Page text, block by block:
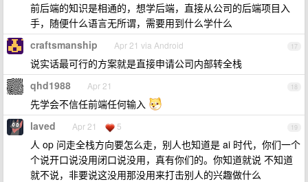
前后端的知识是相通的，想学后端，直接从公司的后端项目入
手，随便什么语言无所谓，需要用到什么学什么
17
craftsmanship Apr 21 via Android
说实话最可行的方案就是直接申请公司内部转全栈
18
qhd1988 Apr 21
先学会不信任前端任何输入
19
laved Apr 21 5
人 op 问走全栈方向要怎么走，别人也知道是 ai 时代，你们一个
个说开口说没用闭口说没用，真有你们的。你知道就说 不知道
就不说，非要说这没用那没用来打击别人的兴趣做什么